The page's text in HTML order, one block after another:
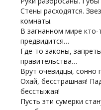
Стены расходятся.
комнаты.
В загнанном мире
предвидится…
Где-то законы,
правительства…
Врут очевидцы, сонно
Охай, бесстрашная!
бесстыжая!
Пусть эти сумерки